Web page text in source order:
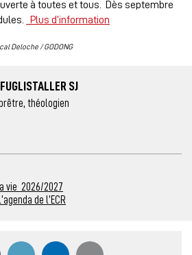
à toutes et tous. Dès septembre
Plus d’information
Deloche / GODONG
SJ
théologien
vie 2026/2027
de l’ECR
Partager ce contenu sur Facebook
Partager ce contenu sur Twitter
Partager ce contenu